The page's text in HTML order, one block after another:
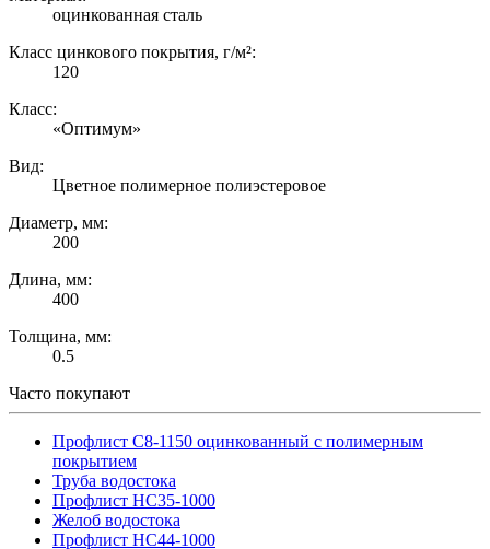
оцинкованная сталь
Класс цинкового покрытия, г/м²:
120
Класс:
«Оптимум»
Вид:
Цветное полимерное полиэстеровое
Диаметр, мм:
200
Длина, мм:
400
Толщина, мм:
0.5
Часто покупают
Профлист С8-1150 оцинкованный с полимерным
покрытием
Труба водостока
Профлист НС35-1000
Желоб водостока
Профлист НС44-1000